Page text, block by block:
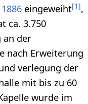
1886eingeweiht[1],
ca. 3.750
an der
nach Erweiterung
verlegung der
mit bis zu 60
wurde im